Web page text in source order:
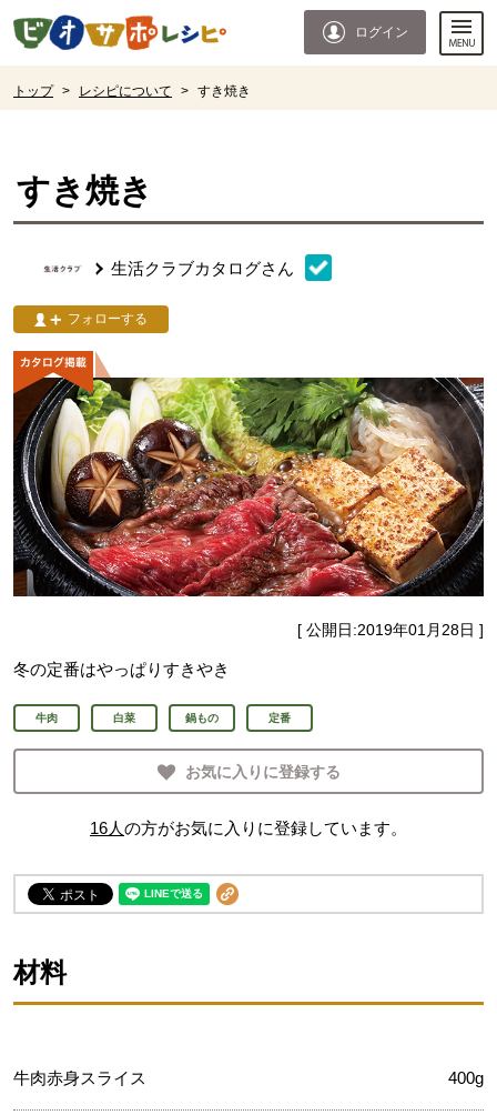
ページの先頭です。
ログイン
トップ > レシピについて > すき焼き
すき焼き
生活クラブカタログさん
フォローする
[ 公開日:2019年01月28日 ]
冬の定番はやっぱりすきやき
牛肉 白菜 鍋もの 定番
お気に入りに登録する
16人の方がお気に入りに登録しています。
材料
牛肉赤身スライス 400g